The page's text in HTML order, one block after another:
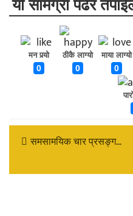
यो सामग्री पढेर
मन पर्‍यो
0
ठीकै लाग्यो
0
माया लाग्यो
0
समसामयिक चार प्रसङ्ग…